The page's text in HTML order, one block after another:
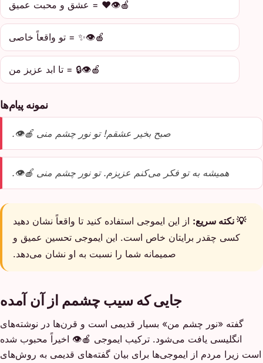
🍎👁️❤️ = عشق و محبت عمیق
🍎👁️✨ = تو واقعاً خاصی
🍎👁️🔒 = تا ابد عزیز من
نمونه پیام‌ها
صبح بخیر عشقم! تو نور چشم منی 🍎👁️.
همیشه به تو فکر می‌کنم عزیزم. تو نور چشم منی 🍎👁️.
💡 نکته سریع: از این ایموجی استفاده کنید تا واقعاً نشان دهید
کسی چقدر برایتان خاص است. این ایموجی تحسین عمیق و
صمیمانه شما را نسبت به او نشان می‌دهد.
جایی که سیب چشمم از آن آمده
گفته «نور چشم من» بسیار قدیمی است و قرن‌ها در نوشته‌های
انگلیسی یافت می‌شود. ترکیب ایموجی 🍎👁️ اخیراً محبوب شده
است زیرا مردم از ایموجی‌ها برای بیان گفته‌های قدیمی به روش‌های